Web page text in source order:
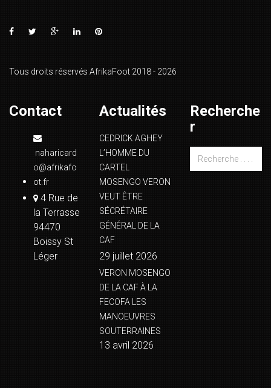
Tous droits réservés AfrikaFoot 2018 - 2026
Contact
naharicard
o@afrikafo
ot.fr
4 Rue de
la Terrasse
94470
Boissy St
Léger
Actualités
CEDRICK AGHEY
L’HOMME DU
CARTEL
MOSENGO VERON
VEUT ÊTRE
SÉCRÉTAIRE
GÉNÉRAL DE LA
CAF
29 juillet 2026
VERON MOSENGO
DE LA CAF À LA
FECOFA LES
MANOEUVRES
SOUTERRAINES
13 avril 2026
Recherche
r